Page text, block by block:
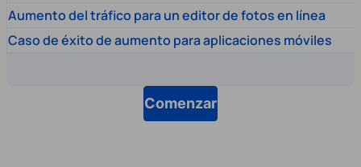
Aumento del tráfico para un editor de fotos en línea
Caso de éxito de aumento para aplicaciones móviles
Comenzar